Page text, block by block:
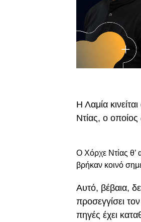
Η Λαμία
Ντίας, ο οποίος
Ο Χόρχε Ντίας θ’
βρήκαν κοινό
Αυτό, βέβαια,
προσεγγίσει
πηγές έχει